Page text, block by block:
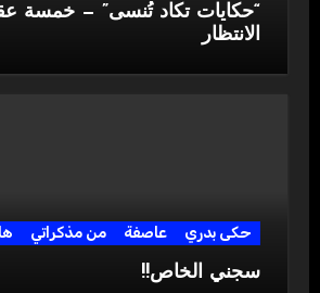
“حكايات تكاد تُنسى” — خمسة
الانتظار
حكى بدري عاصفة من مذكراتي
سجني الخاص!!